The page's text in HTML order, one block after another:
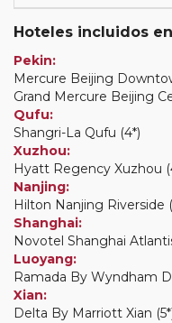
Hoteles incluidos
Pekin:
Mercure Beijing
Grand Mercure Beijing
Qufu:
Shangri-La Qufu (4*)
Xuzhou:
Hyatt Regency Xuzhou
Nanjing:
Hilton Nanjing Riverside
Shanghai:
Novotel Shanghai
Luoyang:
Ramada By Wyndham
Xian:
Delta By Marriott Xian